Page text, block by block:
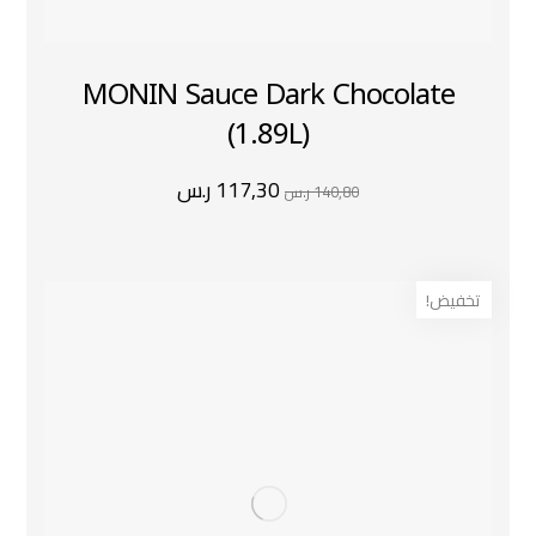
MONIN Sauce Dark Chocolate
(1.89L)
140,80ر.س 117,30ر.س
تخفيض!